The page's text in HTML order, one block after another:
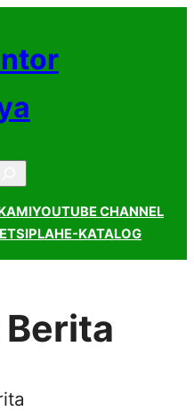
YOUTUBE CHANNEL
SIPLAHE-KATALOG
Berita